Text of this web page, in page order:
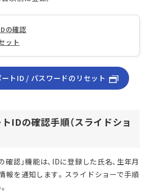
の確認
ット
トID / パスワードのリセット
IDの確認手順（スライドショ
確認」機能は、IDに登録した氏名、生年月
報を通知します。スライドショーで手順